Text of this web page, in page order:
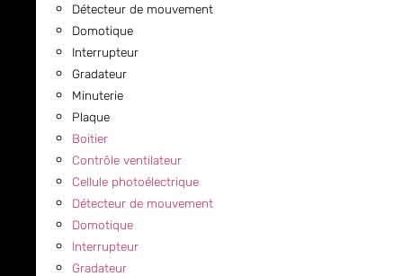
Détecteur de mouvement
Domotique
Interrupteur
Gradateur
Minuterie
Plaque
Boitier
Contrôle ventilateur
Cellule photoélectrique
Détecteur de mouvement
Domotique
Interrupteur
Gradateur